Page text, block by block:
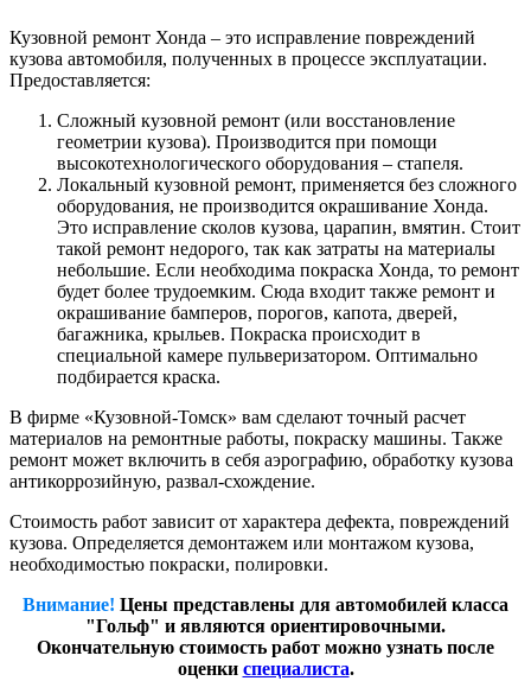
Кузовной ремонт Хонда – это исправление повреждений
кузова автомобиля, полученных в процессе эксплуатации.
Предоставляется:
Сложный кузовной ремонт (или восстановление
геометрии кузова). Производится при помощи
высокотехнологического оборудования – стапеля.
Локальный кузовной ремонт, применяется без сложного
оборудования, не производится окрашивание Хонда.
Это исправление сколов кузова, царапин, вмятин. Стоит
такой ремонт недорого, так как затраты на материалы
небольшие. Если необходима покраска Хонда, то ремонт
будет более трудоемким. Сюда входит также ремонт и
окрашивание бамперов, порогов, капота, дверей,
багажника, крыльев. Покраска происходит в
специальной камере пульверизатором. Оптимально
подбирается краска.
В фирме «Кузовной-Томск» вам сделают точный расчет
материалов на ремонтные работы, покраску машины. Также
ремонт может включить в себя аэрографию, обработку кузова
антикоррозийную, развал-схождение.
Стоимость работ зависит от характера дефекта, повреждений
кузова. Определяется демонтажем или монтажом кузова,
необходимостью покраски, полировки.
Внимание! Цены представлены для автомобилей класса
"Гольф" и являются ориентировочными.
Окончательную стоимость работ можно узнать после
оценки специалиста.